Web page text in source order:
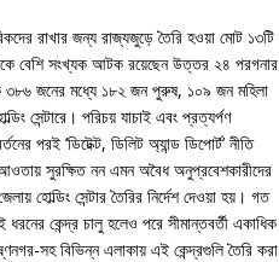
রাখার জন্য রাজ্যজুড়ে তৈরি হওয়া মোট ১৩টি
বেশি সংখ্যক আটক রয়েছেন উত্তর ২৪ পরগনার
৩৮৬ জনের মধ্যে ১৮২ জন পুরুষ, ১০৯ জন মহিলা
সেন্টারে। পরিচয় যাচাই এবং প্রত্যর্পণ
পরই ‘ডিটেক্ট, ডিলিট অ্যান্ড ডিপোর্ট’ নীতি
সুরক্ষিত নন এমন অবৈধ অনুপ্রবেশকারীদের
হোল্ডিং সেন্টার তৈরির নির্দেশ দেওয়া হয়। গত
ধরনের কেন্দ্র চালু হলেও পরে সীমান্তবর্তী একাধিক
সহ বিভিন্ন এলাকায় এই কেন্দ্রগুলি তৈরি করা